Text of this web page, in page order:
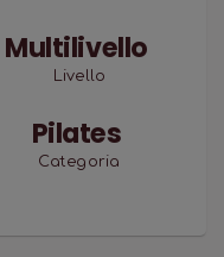
Multilivello
Livello
Pilates
Categoria